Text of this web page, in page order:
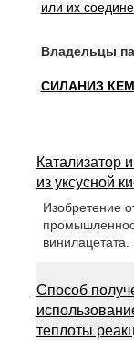
или их
Владельцы
СИЛАНИЗ
Катализатор
из уксусной
Изобретение
винилацетата. .
Способ
теплоты